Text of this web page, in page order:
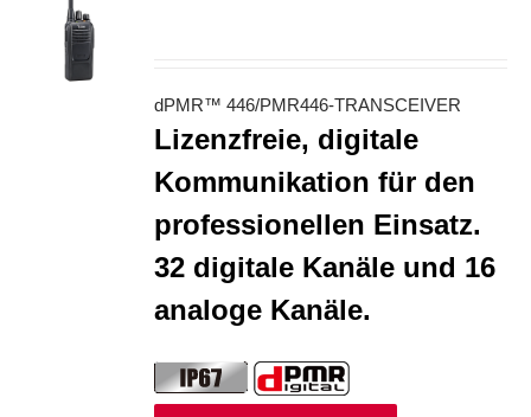
dPMR™ 446/PMR446-TRANSCEIVER
Lizenzfreie, digitale
Kommunikation für den
professionellen Einsatz.
32 digitale Kanäle und 16
analoge Kanäle.